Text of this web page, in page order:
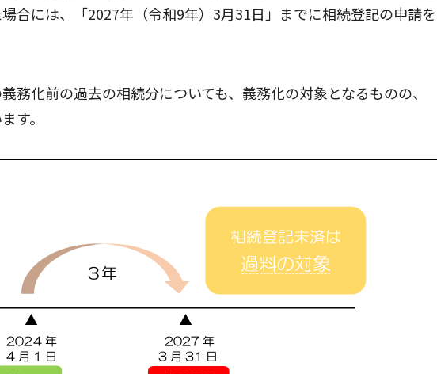
合には、「2027年（令和9年）3月31日」までに相続登記の申請を
務化前の過去の相続分についても、義務化の対象となるものの、
す。